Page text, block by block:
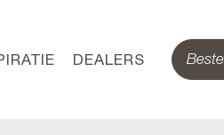
DEALERS